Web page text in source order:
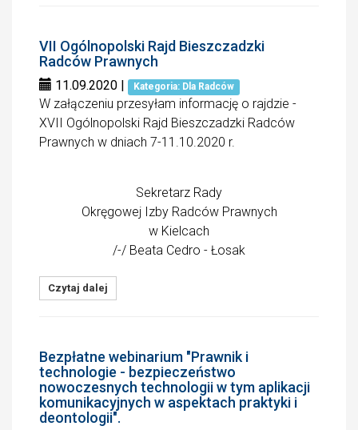
VII Ogólnopolski Rajd Bieszczadzki
Radców Prawnych
11.09.2020 | Kategoria: Dla Radców
W załączeniu przesyłam informację o rajdzie -
XVII Ogólnopolski Rajd Bieszczadzki Radców
Prawnych w dniach 7-11.10.2020 r.
Sekretarz Rady
Okręgowej Izby Radców Prawnych
w Kielcach
/-/ Beata Cedro - Łosak
Czytaj dalej
Bezpłatne webinarium "Prawnik i
technologie - bezpieczeństwo
nowoczesnych technologii w tym aplikacji
komunikacyjnych w aspektach praktyki i
deontologii".